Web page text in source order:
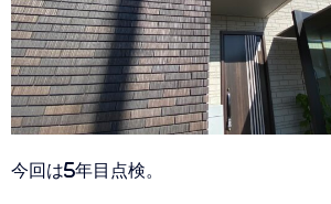
今回は5年目点検。